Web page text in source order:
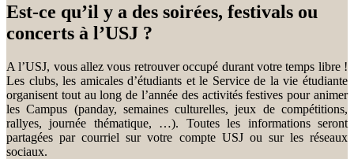
Est-ce qu’il y a des soirées, festivals ou
concerts à l’USJ ?
A l’USJ, vous allez vous retrouver occupé durant votre temps libre !
Les clubs, les amicales d’étudiants et le Service de la vie étudiante
organisent tout au long de l’année des activités festives pour animer
les Campus (panday, semaines culturelles, jeux de compétitions,
rallyes, journée thématique, …). Toutes les informations seront
partagées par courriel sur votre compte USJ ou sur les réseaux
sociaux.